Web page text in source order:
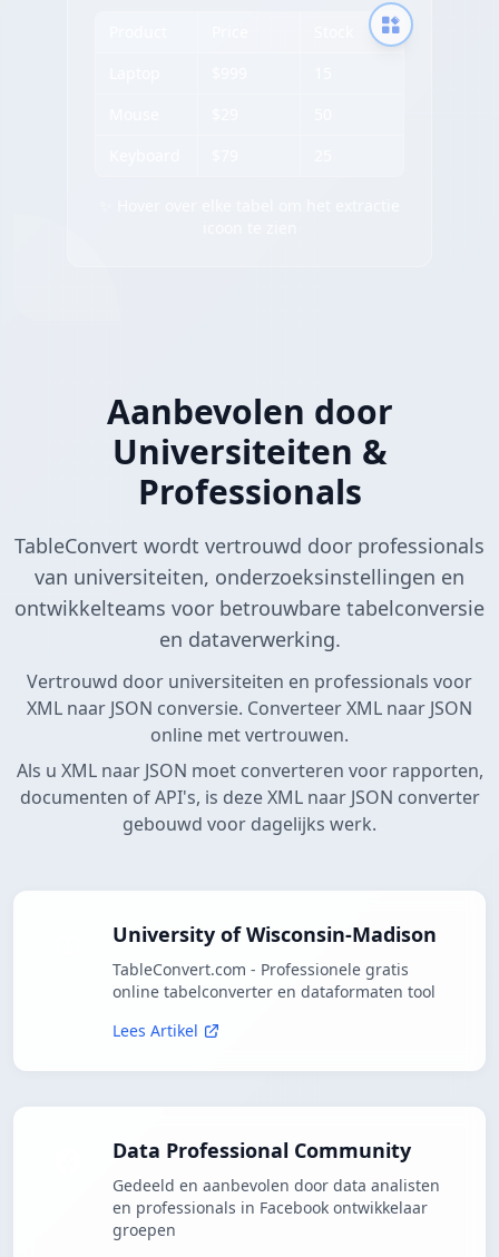
Aanbevolen door
Universiteiten &
Professionals
TableConvert wordt vertrouwd door professionals
van universiteiten, onderzoeksinstellingen en
ontwikkelteams voor betrouwbare tabelconversie
en dataverwerking.
Vertrouwd door universiteiten en professionals voor
XML naar JSON conversie. Converteer XML naar JSON
online met vertrouwen.
Als u XML naar JSON moet converteren voor rapporten,
documenten of API's, is deze XML naar JSON converter
gebouwd voor dagelijks werk.
University of Wisconsin-Madison
TableConvert.com - Professionele gratis
online tabelconverter en dataformaten tool
Lees Artikel
Data Professional Community
Gedeeld en aanbevolen door data analisten
en professionals in Facebook ontwikkelaar
groepen